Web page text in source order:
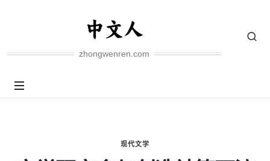
zhongwenren.com
现代文学